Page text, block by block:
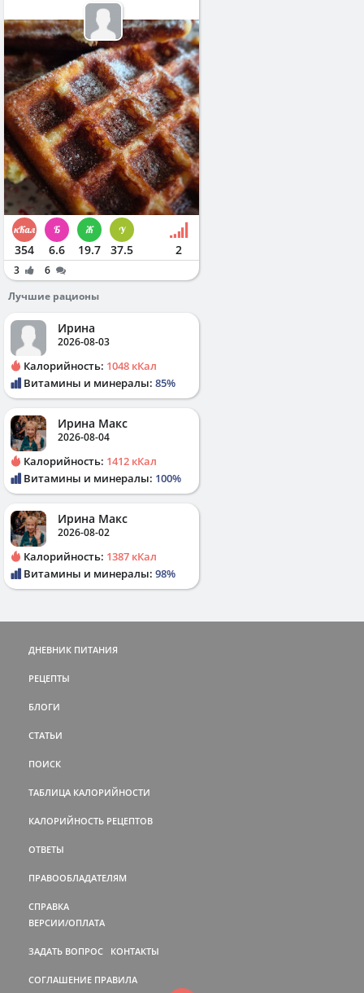
354 6.6 19.7 37.5 2
3
6
Лучшие рационы
Ирина
2026-08-03
Калорийность: 1048 кКал
Витамины и минералы: 85%
Ирина Макс
2026-08-04
Калорийность: 1412 кКал
Витамины и минералы: 100%
Ирина Макс
2026-08-02
Калорийность: 1387 кКал
Витамины и минералы: 98%
ДНЕВНИК ПИТАНИЯ
РЕЦЕПТЫ
БЛОГИ
СТАТЬИ
ПОИСК
ТАБЛИЦА КАЛОРИЙНОСТИ
КАЛОРИЙНОСТЬ РЕЦЕПТОВ
ОТВЕТЫ
ПРАВООБЛАДАТЕЛЯМ
СПРАВКА
ВЕРСИИ/ОПЛАТА
ЗАДАТЬ ВОПРОС КОНТАКТЫ
СОГЛАШЕНИЕ ПРАВИЛА